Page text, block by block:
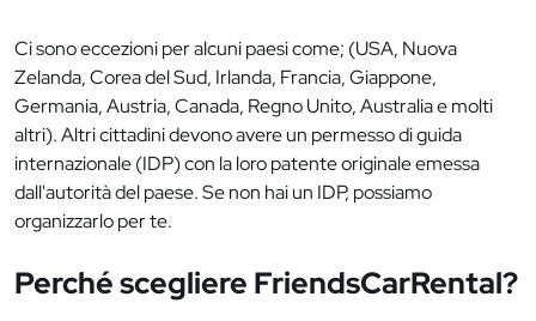
Ci sono eccezioni per alcuni paesi come; (USA, Nuova
Zelanda, Corea del Sud, Irlanda, Francia, Giappone,
Germania, Austria, Canada, Regno Unito, Australia e molti
altri). Altri cittadini devono avere un permesso di guida
internazionale (IDP) con la loro patente originale emessa
dall'autorità del paese. Se non hai un IDP, possiamo
organizzarlo per te.
Perché scegliere FriendsCarRental?